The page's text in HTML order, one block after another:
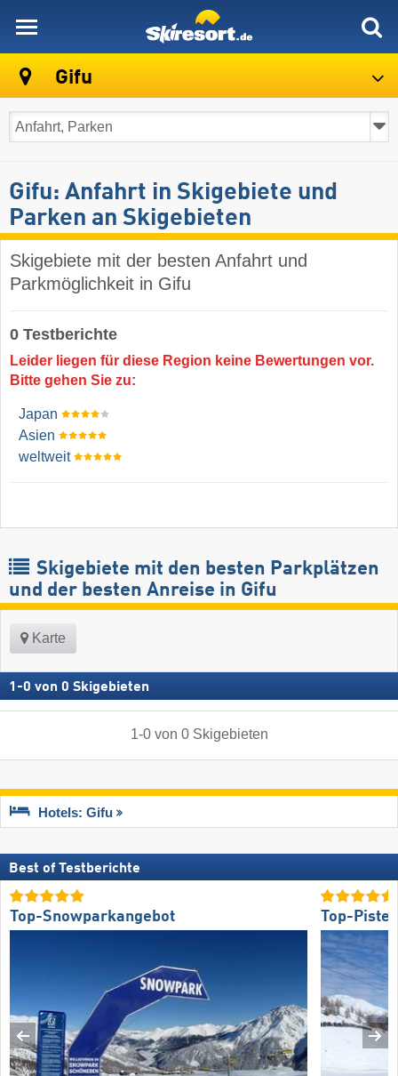
Gifu
Gifu: Anfahrt in Skigebiete und
Parken an Skigebieten
Skigebiete mit der besten Anfahrt und
Parkmöglichkeit in Gifu
0 Testberichte
Leider liegen für diese Region keine Bewertungen vor.
Bitte gehen Sie zu:
Japan
Asien
weltweit
Skigebiete mit den besten Parkplätzen
und der besten Anreise in Gifu
Karte
1 -0 von 0 Skigebieten
1-0von 0 Skigebieten
Hotels: Gifu
Best of Testberichte
Top-Snowparkangebot Top-